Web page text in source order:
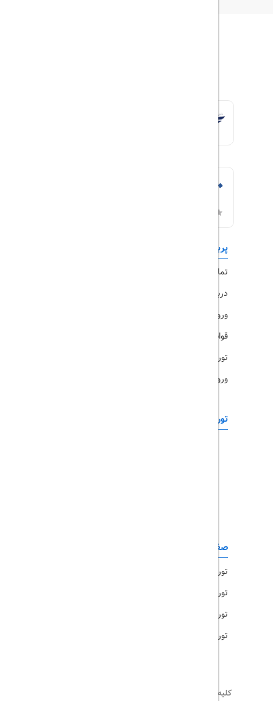
پربازدیدها
تماس با ما
درباره ما
ورود کاربران
قوانین و مقررات
تورهای پرطرفدار
ورود همکاران
تورهای خارجی
صفحات کاربردی
تور امارات
تور مالزی
تور ترکیه
تور هند
کلیه حقوق این سایت محفوظ و متعلق به